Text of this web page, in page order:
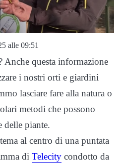
alle 09:51
Anche questa informazione
i nostri orti e giardini
lasciare fare alla natura o
metodi che possono
delle piante.
al centro di una puntata
di Telecity condotto da